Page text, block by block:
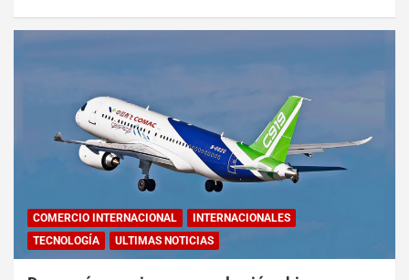
COMERCIO INTERNACIONAL
INTERNACIONALES
TECNOLOGÍA
ULTIMAS NOTICIAS